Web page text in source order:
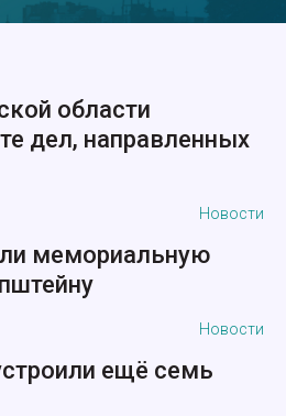
области
дел, направленных
Новости
мемориальную
Новости
ещё семь